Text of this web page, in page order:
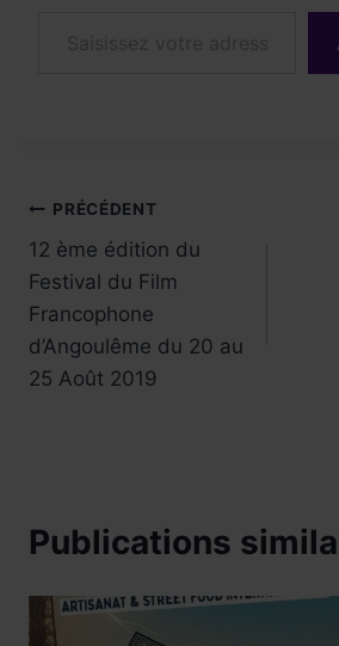
Navigation
de
l’article
PRÉCÉDENT
12 ème édition du
Festival du Film
Francophone
d’Angoulême du 20 au
25 Août 2019
Publications